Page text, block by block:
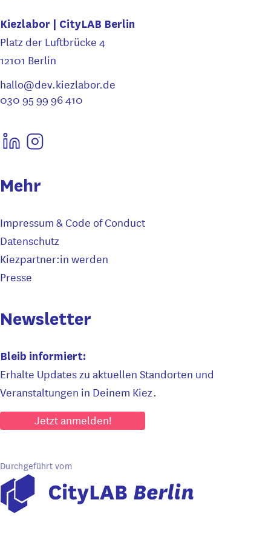
Kiezlabor | CityLAB Berlin
Platz der Luftbrücke 4
12101 Berlin
hallo@dev.kiezlabor.de
030 95 99 96 410
Mehr
Impressum & Code of Conduct
Datenschutz
Kiezpartner:in werden
Presse
Newsletter
Bleib informiert:
Erhalte Updates zu aktuellen Standorten und
Veranstaltungen in Deinem Kiez.
Jetzt anmelden!
Durchgeführt vom